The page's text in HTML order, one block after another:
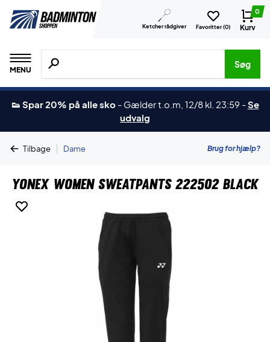
Ketcher rådgiver Favoritter (0)
0
Kurv
MENU
Søg efter produkter, mærker etc.
Søg
👟 Spar 20% på alle sko - Gælder t.o.m, 12/8 kl. 23:59 -Se
udvalg
Tilbage | Dame Brug for hjælp?
Yonex Women Sweatpants 222502 Black